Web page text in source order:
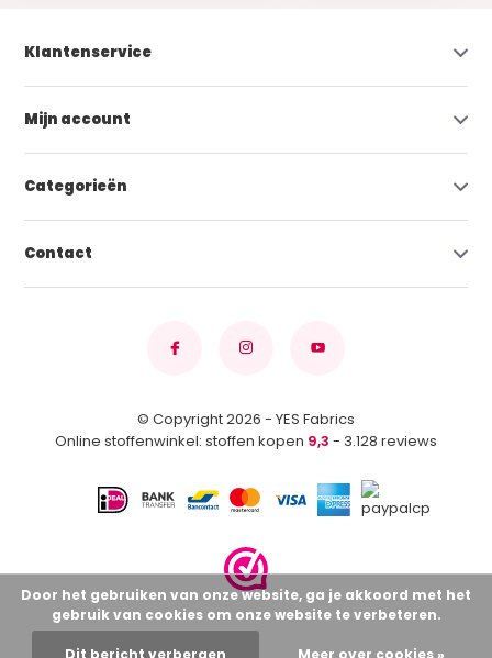
Klantenservice
Mijn account
Categorieën
Contact
© Copyright 2026 - YES Fabrics
Online stoffenwinkel: stoffen kopen 9,3 - 3.128 reviews
Door het gebruiken van onze website, ga je akkoord met het
gebruik van cookies om onze website te verbeteren.
Dit bericht verbergen Meer over cookies »